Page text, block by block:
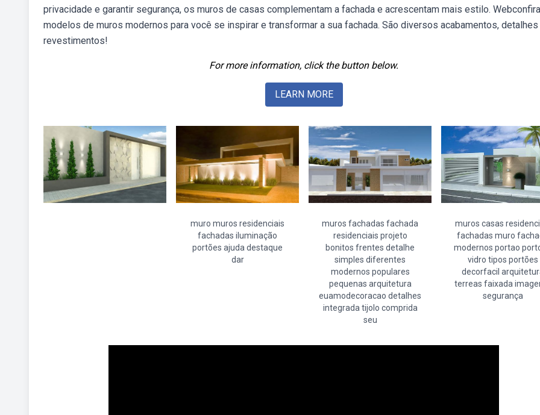
privacidade e garantir segurança, os muros de casas complementam a fachada e acrescentam mais estilo.
modelos de muros modernos para você se inspirar e transformar a sua fachada. São diversos acabamentos, detalhes
revestimentos!
For more information, click the button below.
LEARN MORE
muro muros residenciais
fachadas iluminação
portões ajuda destaque
dar
muros fachadas fachada
residenciais projeto
bonitos frentes detalhe
simples diferentes
modernos populares
pequenas arquitetura
euamodecoracao detalhes
integrada tijolo comprida
seu
muros casas
fachadas muro
modernos portao
vidro tipos portões
decorfacil
terreas faixada
segurança